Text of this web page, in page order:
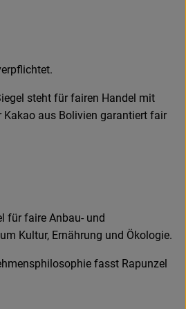
steht für fairen Handel mit
aus Bolivien garantiert fair
für faire Anbau- und
Kultur, Ernährung und Ökologie.
fasst Rapunzel